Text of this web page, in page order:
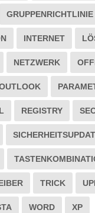
GRUPPENRICHTLINIE
INTERNET
NETZWERK
REGISTRY
TRICK
WORD XP